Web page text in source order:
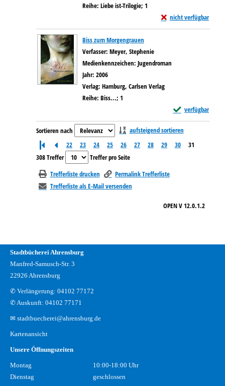
Reihe: Liebe ist-Trilogie; 1
nicht verfügbar
Exemplar-Details von
Biss zum Morgengrauen
Verfasser: Meyer, Stephenie
Medienkennzeichen: Jugendroman
Jahr: 2006
Verlag: Hamburg, Carlsen Verlag
Reihe: Biss...; 1
verfügbar
Exemplar-Details
Zu den Suchfiltern springen
Sortieren nach
aufsteigend sortieren
22
23 24 25 26 27 28 29 30
31
308 Treffer
Treffer pro Seite
Trefferliste drucken
Permalink Trefferliste
Trefferliste als E-Mail versenden
OPEN V 12.0.1.2
Stadtbücherei Ahrensburg
Manfred-Samusch-Str. 3
22926 Ahrensburg
✆ Verlängerung: 04102 77172
✆ Auskunft: 04102 77171
✉ stadtbuecherei@ahrensburg.de
Kartenansicht
Unsere Öffnungszeiten
Montag
10:00-18:00 Uhr
Dienstag
geschlossen